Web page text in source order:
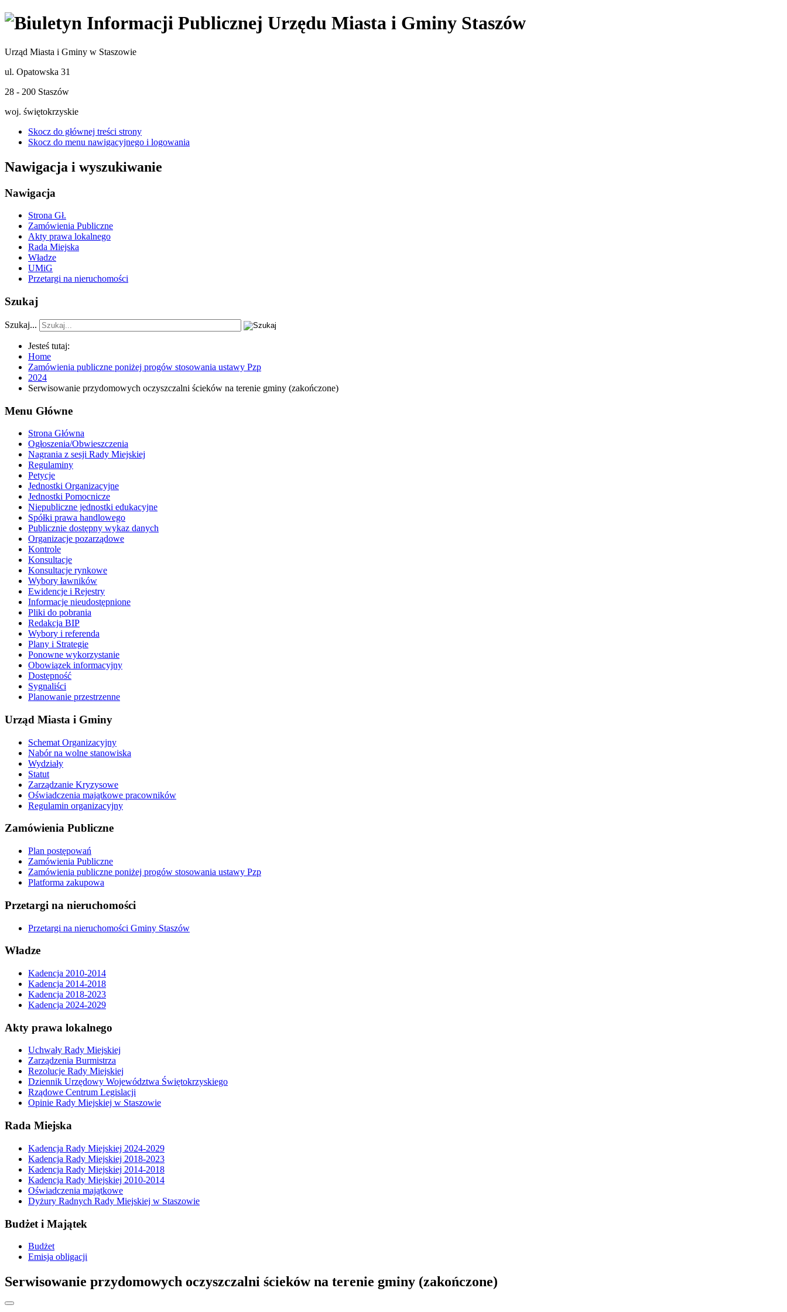
Urząd Miasta i Gminy w Staszowie
ul. Opatowska 31
28 - 200 Staszów
woj. świętokrzyskie
Skocz do głównej treści strony
Skocz do menu nawigacyjnego i logowania
Nawigacja i wyszukiwanie
Nawigacja
Strona Gł.
Zamówienia Publiczne
Akty prawa lokalnego
Rada Miejska
Władze
UMiG
Przetargi na nieruchomości
Szukaj
Szukaj...
Jesteś tutaj:
Home
Zamówienia publiczne poniżej progów stosowania ustawy Pzp
2024
Serwisowanie przydomowych oczyszczalni ścieków na terenie gminy (zakończone)
Menu Główne
Strona Główna
Ogłoszenia/Obwieszczenia
Nagrania z sesji Rady Miejskiej
Regulaminy
Petycje
Jednostki Organizacyjne
Jednostki Pomocnicze
Niepubliczne jednostki edukacyjne
Spółki prawa handlowego
Publicznie dostępny wykaz danych
Organizacje pozarządowe
Kontrole
Konsultacje
Konsultacje rynkowe
Wybory ławników
Ewidencje i Rejestry
Informacje nieudostępnione
Pliki do pobrania
Redakcja BIP
Wybory i referenda
Plany i Strategie
Ponowne wykorzystanie
Obowiązek informacyjny
Dostępność
Sygnaliści
Planowanie przestrzenne
Urząd Miasta i Gminy
Schemat Organizacyjny
Nabór na wolne stanowiska
Wydziały
Statut
Zarządzanie Kryzysowe
Oświadczenia majątkowe pracowników
Regulamin organizacyjny
Zamówienia Publiczne
Plan postępowań
Zamówienia Publiczne
Zamówienia publiczne poniżej progów stosowania ustawy Pzp
Platforma zakupowa
Przetargi na nieruchomości
Przetargi na nieruchomości Gminy Staszów
Władze
Kadencja 2010-2014
Kadencja 2014-2018
Kadencja 2018-2023
Kadencja 2024-2029
Akty prawa lokalnego
Uchwały Rady Miejskiej
Zarządzenia Burmistrza
Rezolucje Rady Miejskiej
Dziennik Urzędowy Województwa Świętokrzyskiego
Rządowe Centrum Legislacji
Opinie Rady Miejskiej w Staszowie
Rada Miejska
Kadencja Rady Miejskiej 2024-2029
Kadencja Rady Miejskiej 2018-2023
Kadencja Rady Miejskiej 2014-2018
Kadencja Rady Miejskiej 2010-2014
Oświadczenia majątkowe
Dyżury Radnych Rady Miejskiej w Staszowie
Budżet i Majątek
Budżet
Emisja obligacji
Serwisowanie przydomowych oczyszczalni ścieków na terenie gminy (zakończone)